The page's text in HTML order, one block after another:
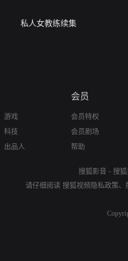
私人女教练续集
游戏
科技
出品人
会员
会员特权
会员剧场
帮助
搜狐影音 - 搜
请仔细阅读 搜狐视频隐私政策、